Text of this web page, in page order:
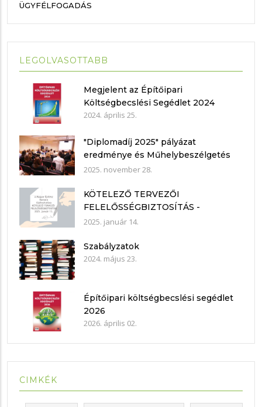
ÜGYFÉLFOGADÁS
LEGOLVASOTTABB
Megjelent az Építőipari
Költségbecslési Segédlet 2024
2024. április 25.
"Diplomadíj 2025" pályázat
eredménye és Műhelybeszélgetés
2025.11.21.
2025. november 28.
KÖTELEZŐ TERVEZŐI
FELELŐSSÉGBIZTOSÍTÁS -
nyilatkozat mintákkal
2025. január 14.
Szabályzatok
2024. május 23.
Építőipari költségbecslési segédlet
2026
2026. április 02.
CIMKÉK